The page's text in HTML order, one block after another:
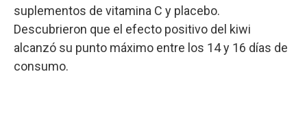
suplementos de vitamina C y placebo.
Descubrieron que el efecto positivo del kiwi
alcanzó su punto máximo entre los 14 y 16 días de
consumo.